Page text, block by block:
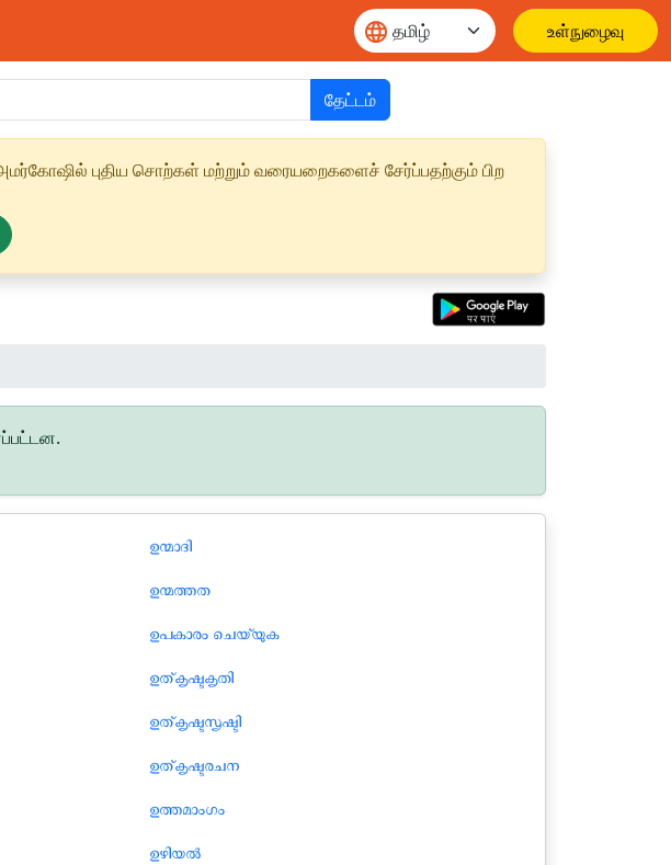
உள்நுழைவு
தேட்டம்
புதிய சொற்கள் மற்றும் வரையறைகளைச் சேர்ப்பதற்கும் பிற
ഉന്മാദി
ഉന്മത്തത
ഉപകാരം ചെയ്യുക
ഉത്കൃഷ്ടകൃതി
ഉത്കൃഷ്ടസൃഷ്ടി
ഉത്കൃഷ്ടരചന
ഉത്തമാംഗം
ഉഴിയല്‍